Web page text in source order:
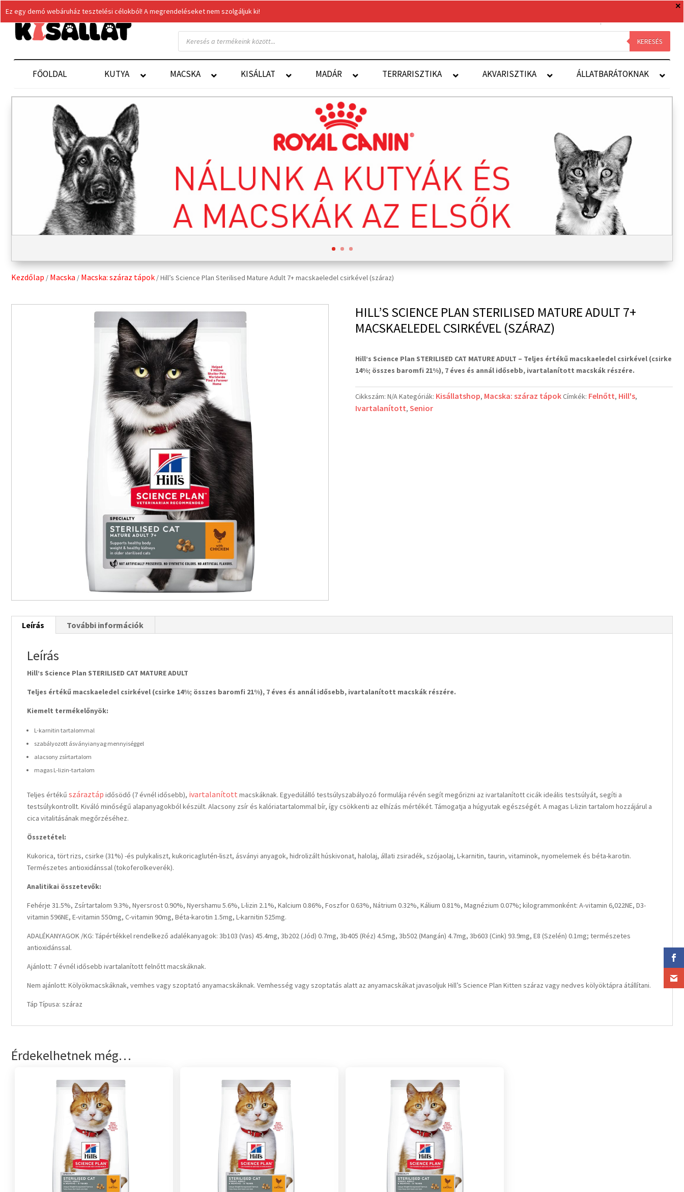
Products
search KERESÉS
FŐOLDAL KUTYA MACSKA KISÁLLAT MADÁR TERRARISZTIKA AKVARISZTIKA ÁLLATBARÁTOKNAK
Kezdőlap / Macska / Macska: száraz tápok / Hill’s Science Plan Sterilised Mature Adult 7+ macskaeledel csirkével (száraz)
HILL’S SCIENCE PLAN STERILISED MATURE ADULT 7+
MACSKAELEDEL CSIRKÉVEL (SZÁRAZ)
Hill’s Science Plan STERILISED CAT MATURE ADULT – Teljes értékű macskaeledel csirkével (csirke
14%; összes baromfi 21%), 7 éves és annál idősebb, ivartalanított macskák részére.
Cikkszám: N/AKategóriák: Kisállatshop, Macska: száraz tápokCímkék: Felnőtt, Hill's,
Ivartalanított, Senior
Leírás További információk
Leírás
Hill’s Science Plan STERILISED CAT MATURE ADULT
Teljes értékű macskaeledel csirkével (csirke 14%; összes baromfi 21%), 7 éves és annál idősebb, ivartalanított macskák részére.
Kiemelt termékelőnyök:
L-karnitin tartalommal
szabályozott ásványianyag mennyiséggel
alacsony zsírtartalom
magas L-lizin-tartalom
Teljes értékű száraztáp idősödő (7 évnél idősebb), ivartalanított macskáknak. Egyedülálló testsúlyszabályozó formulája révén segít megőrizni az ivartalanított cicák ideális testsúlyát, segíti a
testsúlykontrollt. Kiváló minőségű alapanyagokból készült. Alacsony zsír és kalóriatartalommal bír, így csökkenti az elhízás mértékét. Támogatja a húgyutak egészségét. A magas L-lizin tartalom hozzájárul a
cica vitalitásának megőrzéséhez.
Összetétel:
Kukorica, tört rizs, csirke (31%) -és pulykaliszt, kukoricaglutén-liszt, ásványi anyagok, hidrolizált húskivonat, halolaj, állati zsiradék, szójaolaj, L-karnitin, taurin, vitaminok, nyomelemek és béta-karotin.
Természetes antioxidánssal (tokoferolkeverék).
Analitikai összetevők:
Fehérje 31.5%, Zsírtartalom 9.3%, Nyersrost 0.90%, Nyershamu 5.6%, L-lizin 2.1%, Kalcium 0.86%, Foszfor 0.63%, Nátrium 0.32%, Kálium 0.81%, Magnézium 0.07%; kilogrammonként: A-vitamin 6,022NE, D3-
vitamin 596NE, E-vitamin 550mg, C-vitamin 90mg, Béta-karotin 1.5mg, L-karnitin 525mg.
ADALÉKANYAGOK /KG: Tápértékkel rendelkező adalékanyagok: 3b103 (Vas) 45.4mg, 3b202 (Jód) 0.7mg, 3b405 (Réz) 4.5mg, 3b502 (Mangán) 4.7mg, 3b603 (Cink) 93.9mg, E8 (Szelén) 0.1mg; természetes
antioxidánssal.
Ajánlott: 7 évnél idősebb ivartalanított felnőtt macskáknak.
Nem ajánlott: Kölyökmacskáknak, vemhes vagy szoptató anyamacskáknak. Vemhesség vagy szoptatás alatt az anyamacskákat javasoljuk Hill’s Science Plan Kitten száraz vagy nedves kölyöktápra átállítani.
Táp Típusa: száraz
Érdekelhetnek még…
Ez egy demó webáruház tesztelési célokból! A megrendeléseket nem szolgáljuk ki!